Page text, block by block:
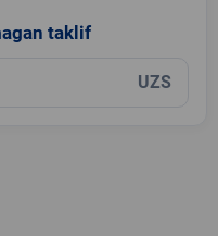
taklif
UZS